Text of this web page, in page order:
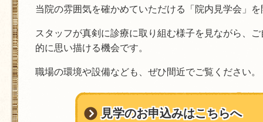
当院の雰囲気を確かめていただける「院内見学会」
スタッフが真剣に診療に取り組む様子を見ながら、
的に思い描ける機会です。
職場の環境や設備なども、ぜひ間近でご覧ください。
見学のお申込みはこちらへ